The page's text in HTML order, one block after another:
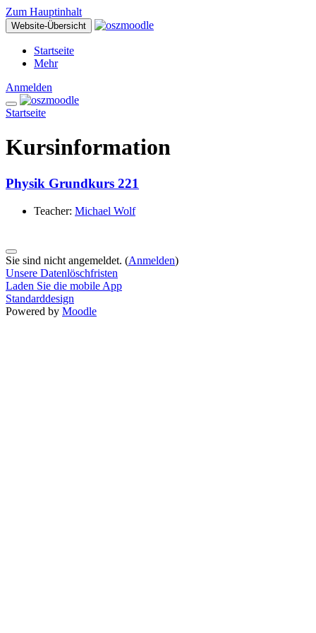
Zum Hauptinhalt
Website-Übersicht
Startseite
Mehr
Anmelden
Startseite
Kursinformation
Physik Grundkurs 221
Teacher: Michael Wolf
Sie sind nicht angemeldet. (Anmelden)
Unsere Datenlöschfristen
Laden Sie die mobile App
Standarddesign
Powered by Moodle